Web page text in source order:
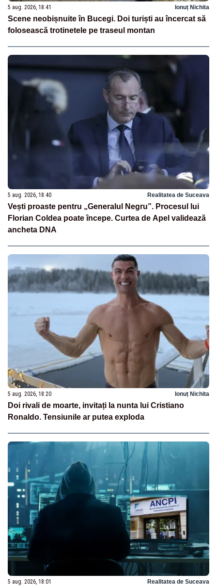
5 aug. 2026, 18:41 Ionuț Nichita
Scene neobișnuite în Bucegi. Doi turiști au încercat să
folosească trotinetele pe traseul montan
5 aug. 2026, 18:40 Realitatea de Suceava
Vești proaste pentru „Generalul Negru”. Procesul lui
Florian Coldea poate începe. Curtea de Apel validează
ancheta DNA
5 aug. 2026, 18:20 Ionuț Nichita
Doi rivali de moarte, invitați la nunta lui Cristiano
Ronaldo. Tensiunile ar putea exploda
5 aug. 2026, 18:01 Realitatea de Suceava